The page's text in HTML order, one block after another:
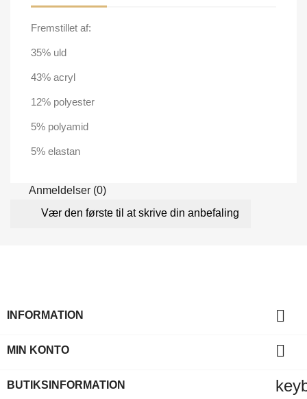
Fremstillet af:
35% uld
43% acryl
12% polyester
5% polyamid
5% elastan
Anmeldelser (0)
Vær den første til at skrive din anbefaling
INFORMATION 
MIN KONTO 
BUTIKSINFORMATION